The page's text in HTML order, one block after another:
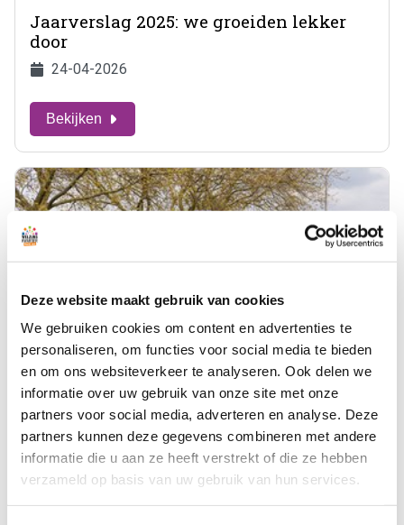
Deze website maakt gebruik van cookies
We gebruiken cookies om content en advertenties te
personaliseren, om functies voor social media te bieden
en om ons websiteverkeer te analyseren. Ook delen we
informatie over uw gebruik van onze site met onze
partners voor social media, adverteren en analyse. Deze
partners kunnen deze gegevens combineren met andere
informatie die u aan ze heeft verstrekt of die ze hebben
verzameld op basis van uw gebruik van hun services.
Jaarverslag 2025: we groeiden lekker
door
24-04-2026
Bekijken
Wij reden mee met het Bloemencorso
24-04-2026
Bekijken